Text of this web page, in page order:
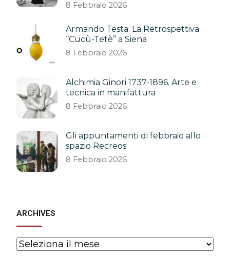
8 Febbraio 2026
Armando Testa: La Retrospettiva
“Cucù-Tetè” a Siena
8 Febbraio 2026
Alchimia Ginori 1737-1896. Arte e
tecnica in manifattura
8 Febbraio 2026
Gli appuntamenti di febbraio allo
spazio Recreos
8 Febbraio 2026
ARCHIVES
Archives